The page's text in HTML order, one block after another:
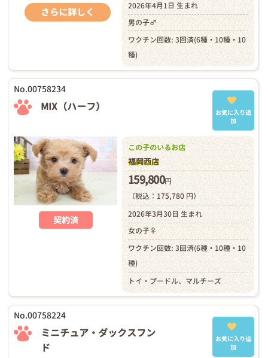
さらに詳しく
2026年4月1日 生まれ
男の子♂
ワクチン回数: 3回済(6種・10種・10
種)
No.00758234
MIX（ハーフ）
お気に入り追
加
契約済
この子のいるお店
福岡西店
159,800円
（税込：175,780 円）
2026年3月30日 生まれ
女の子♀
ワクチン回数: 3回済(6種・10種・10
種)
トイ・プードル、マルチーズ
No.00758224
ミニチュア・ダックスフン
ド
お気に入り追
加